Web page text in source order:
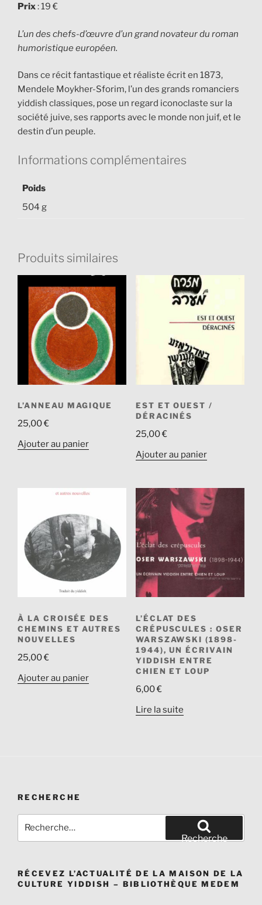
Prix: 19 €
L’un des chefs-d’œuvre d’un grand novateur du roman
humoristique européen.
Dans ce récit fantastique et réaliste écrit en 1873,
Mendele Moykher-Sforim, l’un des grands romanciers
yiddish classiques, pose un regard iconoclaste sur la
société juive, ses rapports avec le monde non juif, et le
destin d’un peuple.
Informations complémentaires
Poids
504 g
Produits similaires
L’ANNEAU MAGIQUE
25,00€
Ajouter au panier
EST ET OUEST /
DÉRACINÉS
25,00€
Ajouter au panier
À LA CROISÉE DES
CHEMINS ET AUTRES
NOUVELLES
25,00€
Ajouter au panier
L’ÉCLAT DES
CRÉPUSCULES : OSER
WARSZAWSKI (1898-
1944), UN ÉCRIVAIN
YIDDISH ENTRE
CHIEN ET LOUP
6,00€
Lire la suite
RECHERCHE
pour
Recherche
RÉCEVEZ L’ACTUALITÉ DE LA MAISON DE LA
CULTURE YIDDISH – BIBLIOTHÈQUE MEDEM